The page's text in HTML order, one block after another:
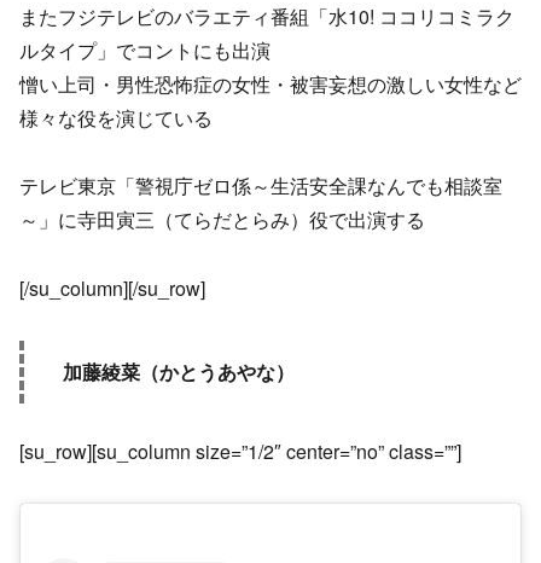
またフジテレビのバラエティ番組「水10! ココリコミラク
ルタイプ」でコントにも出演
憎い上司・男性恐怖症の女性・被害妄想の激しい女性など
様々な役を演じている
テレビ東京「警視庁ゼロ係～生活安全課なんでも相談室
～」に寺田寅三（てらだとらみ）役で出演する
[/su_column][/su_row]
加藤綾菜（かとうあやな）
[su_row][su_column size=”1/2″ center=”no” class=””]